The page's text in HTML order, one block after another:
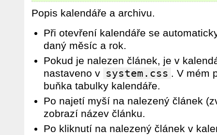
Popis kalendáře a archivu.
Při otevření kalendáře se
daný měsíc a rok.
Pokud je nalezen článek, je v
nastaveno v system.css . V mém
buňka tabulky kalendáře.
Po najetí myší na nalezený článek
zobrazí název článku.
Po kliknutí na nalezený článek v